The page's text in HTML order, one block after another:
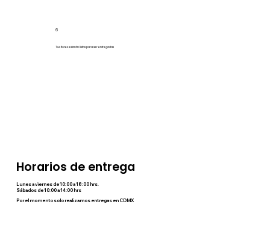
Tus flores estarán listas para ser entregadas
6
Por el momento solo realizamos entregas en CDMX
Lunes a viernes de 10:00 a 18:00 hrs.
Sábados de 10:00 a 14:00 hrs
Horarios de entrega